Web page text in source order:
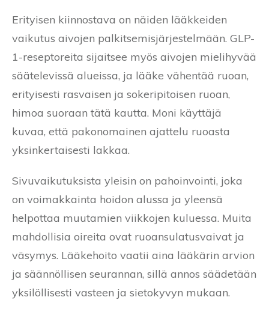
Erityisen kiinnostava on näiden lääkkeiden
vaikutus aivojen palkitsemisjärjestelmään. GLP-
1-reseptoreita sijaitsee myös aivojen mielihyvää
säätelevissä alueissa, ja lääke vähentää ruoan,
erityisesti rasvaisen ja sokeripitoisen ruoan,
himoa suoraan tätä kautta. Moni käyttäjä
kuvaa, että pakonomainen ajattelu ruoasta
yksinkertaisesti lakkaa.
Sivuvaikutuksista yleisin on pahoinvointi, joka
on voimakkainta hoidon alussa ja yleensä
helpottaa muutamien viikkojen kuluessa. Muita
mahdollisia oireita ovat ruoansulatusvaivat ja
väsymys. Lääkehoito vaatii aina lääkärin arvion
ja säännöllisen seurannan, sillä annos säädetään
yksilöllisesti vasteen ja sietokyvyn mukaan.